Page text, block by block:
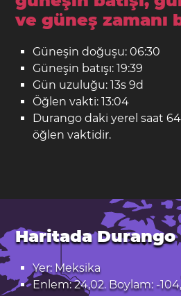
ve güneş zamanı
Güneşin doğuşu: 06:30
Güneşin batışı: 19:39
Gün uzuluğu: 13s 9d
Öğlen vakti: 13:04
Durango daki yerel saat
öğlen vaktidir.
Haritada Durango
Yer: Meksika
Enlem: 24,02. Boylam: -